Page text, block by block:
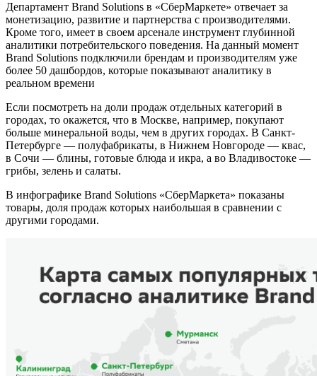
Департамент Brand Solutions в «СберМаркете» отвечает за
монетизацию, развитие и партнерства с производителями.
Кроме того, имеет в своем арсенале инструмент глубинной
аналитики потребительского поведения. На данный момент
Brand Solutions подключили брендам и производителям уже
более 50 дашбордов, которые показывают аналитику в
реальном времени
Если посмотреть на доли продаж отдельных категорий в
городах, то окажется, что в Москве, например, покупают
больше минеральной воды, чем в других городах. В Санкт-
Петербурге — полуфабрикаты, в Нижнем Новгороде — квас,
в Сочи — блины, готовые блюда и икра, а во Владивостоке —
грибы, зелень и салаты.
В инфографике Brand Solutions «СберМаркета» показаны
товары, доля продаж которых наибольшая в сравнении с
другими городами.